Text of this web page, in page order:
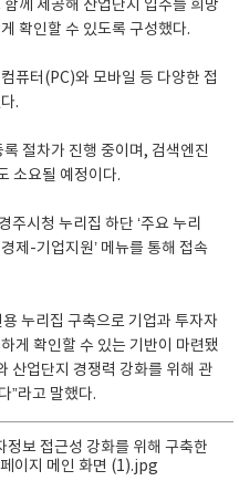
께 제공해 산업단지 입주를 희망
확인할 수 있도록 구성했다.
퓨터(PC)와 모바일 등 다양한 접
.
절차가 진행 중이며, 검색엔진
소요될 예정이다.
주시청 누리집 하단 ‘주요 누리
경제-기업지원’ 메뉴를 통해 접속
누리집 구축으로 기업과 투자자
게 확인할 수 있는 기반이 마련됐
산업단지 경쟁력 강화를 위해 관
”라고 말했다.
정보 접근성 강화를 위해 구축한
이지 메인 화면 (1).jpg